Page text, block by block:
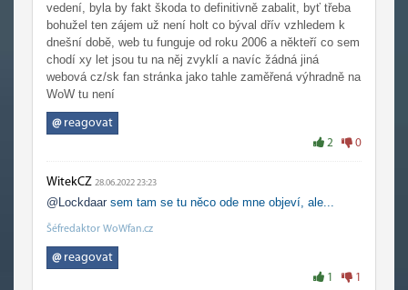
vedení, byla by fakt škoda to definitivně zabalit, byť třeba
bohužel ten zájem už není holt co býval dřív vzhledem k
dnešní době, web tu funguje od roku 2006 a někteří co sem
chodí xy let jsou tu na něj zvyklí a navíc žádná jiná
webová cz/sk fan stránka jako tahle zaměřená výhradně na
WoW tu není
@reagovat
2 0
WitekCZ 28.06.2022 23:23
@Lockdaar sem tam se tu něco ode mne objeví, ale...
Šéfredaktor WoWfan.cz
@reagovat
1 1